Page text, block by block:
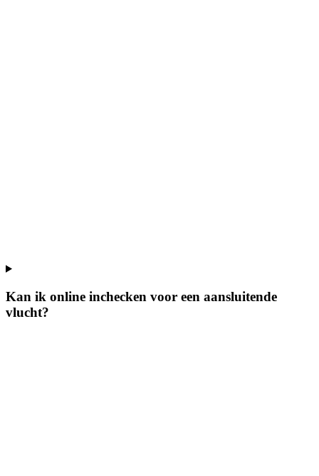
Kan ik online inchecken voor een aansluitende
vlucht?